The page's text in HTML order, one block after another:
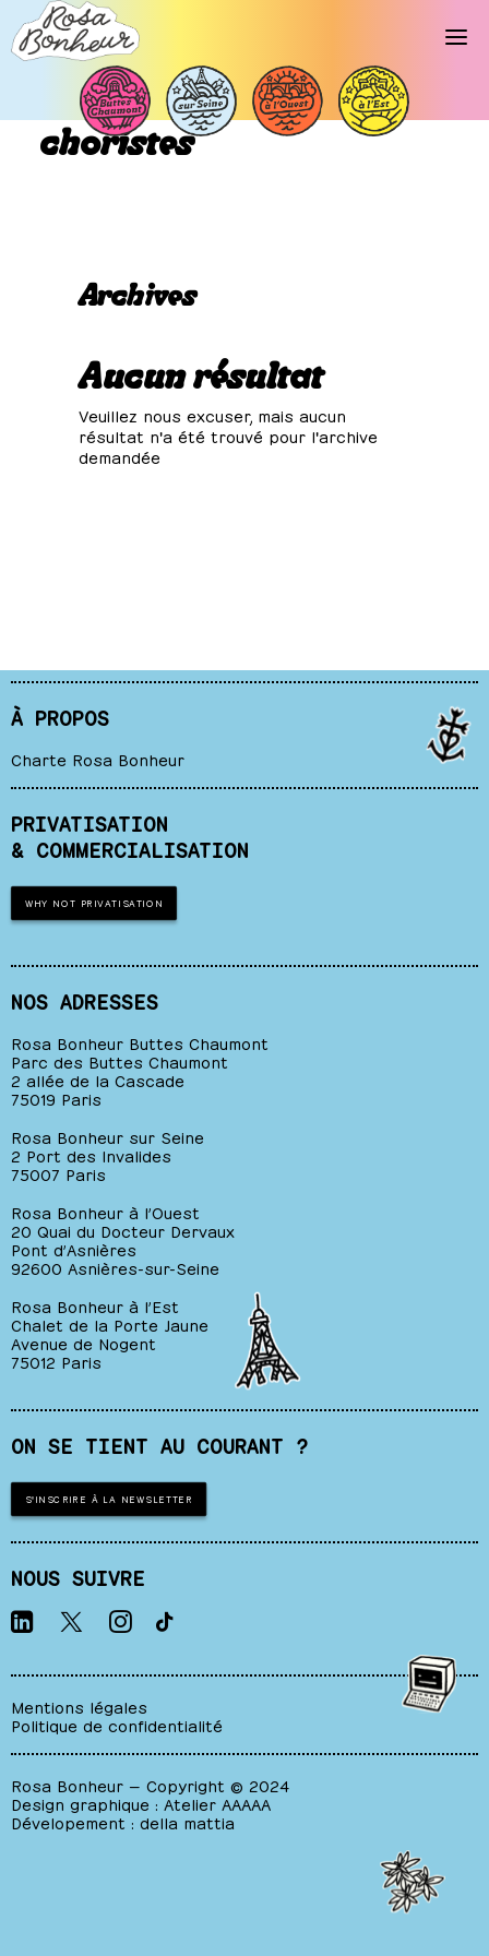
Libellé d’événements :
choristes
Archives
Aucun résultat
Veuillez nous excuser, mais aucun
résultat n'a été trouvé pour l'archive
demandée
À PROPOS
Charte Rosa Bonheur
PRIVATISATION
& COMMERCIALISATION
WHY NOT PRIVATISATION
NOS ADRESSES
Rosa Bonheur Buttes Chaumont
Parc des Buttes Chaumont
2 allée de la Cascade
75019 Paris
Rosa Bonheur sur Seine
2 Port des Invalides
75007 Paris
Rosa Bonheur à l’Ouest
20 Quai du Docteur Dervaux
Pont d’Asnières
92600 Asnières-sur-Seine
Rosa Bonheur à l’Est
Chalet de la Porte Jaune
Avenue de Nogent
75012 Paris
ON SE TIENT AU COURANT ?
S'INSCRIRE À LA NEWSLETTER
NOUS SUIVRE
Mentions légales
Politique de confidentialité
Rosa Bonheur — Copyright © 2024
Design graphique : Atelier AAAAA
Dévelopement : della mattia